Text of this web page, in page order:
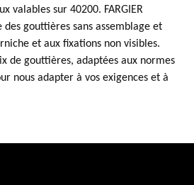
valables sur 40200. FARGIER
des gouttières sans assemblage et
et aux fixations non visibles.
de gouttières, adaptées aux normes
nous adapter à vos exigences et à